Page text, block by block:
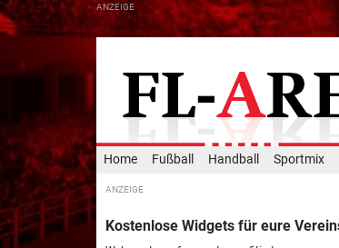
Home Fußball Handball Sportmix
Kostenlose Widgets für eure